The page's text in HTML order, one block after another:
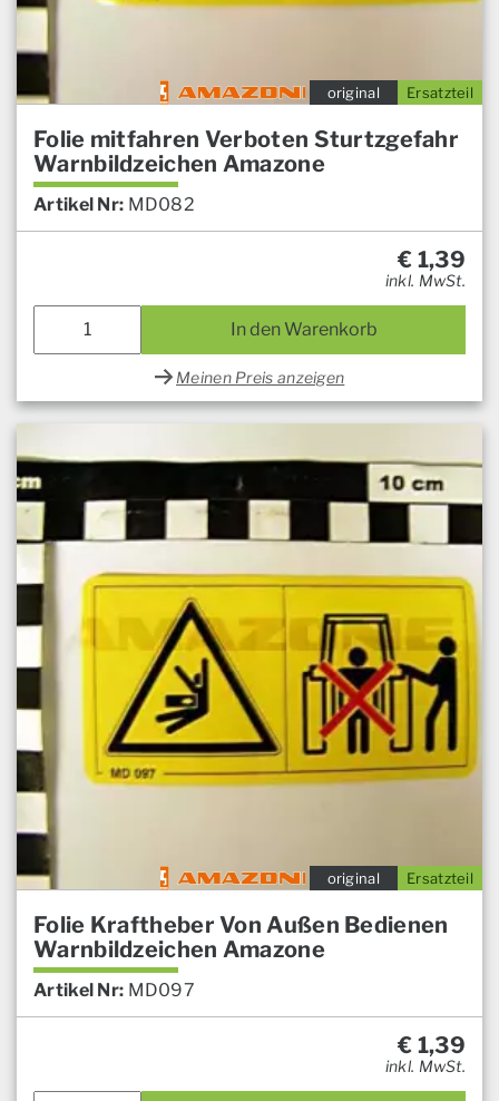
Ersatzteil
original
Folie mitfahren Verboten Sturtzgefahr
Warnbildzeichen Amazone
Artikel Nr: MD082
€ 1,39
inkl. MwSt.
In den Warenkorb
Meinen Preis anzeigen
Ersatzteil
original
Folie Kraftheber Von Außen Bedienen
Warnbildzeichen Amazone
Artikel Nr: MD097
€ 1,39
inkl. MwSt.